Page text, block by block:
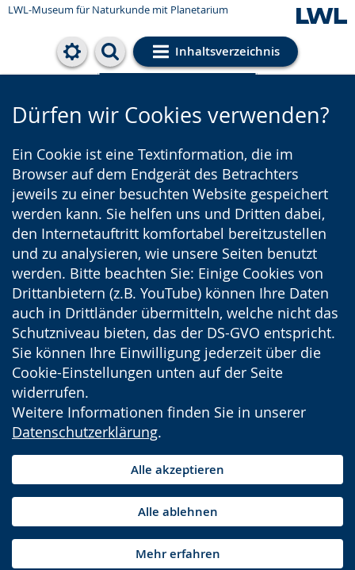
LWL-Museum für Naturkunde mit Planetarium
Inhaltsverzeichnis
Cookie-Einstellungen
Dürfen wir Cookies verwenden?
Ein Cookie ist eine Textinformation, die im
Browser auf dem Endgerät des Betrachters
jeweils zu einer besuchten Website gespeichert
werden kann. Sie helfen uns und Dritten dabei,
den Internetauftritt komfortabel bereitzustellen
und zu analysieren, wie unsere Seiten benutzt
werden. Bitte beachten Sie: Einige Cookies von
Drittanbietern (z.B. YouTube) können Ihre Daten
auch in Drittländer übermitteln, welche nicht das
Schutzniveau bieten, das der DS-GVO entspricht.
Sie können Ihre Einwilligung jederzeit über die
Cookie-Einstellungen unten auf der Seite
widerrufen.
Weitere Informationen finden Sie in unserer
Datenschutzerklärung.
Alle akzeptieren
Alle ablehnen
Mehr erfahren